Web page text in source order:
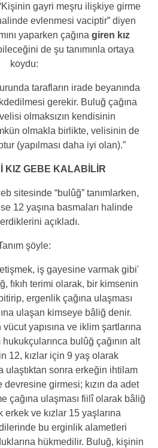
gayri meşru ilişkiye girme
evlenmesi vaciptir” diyen
yaparken çağına giren kız
de şu tanımınla ortaya
koydu:
tarafların irade beyanında
gerekir. Buluğ çağına
olmaksızın kendisinin
olmakla birlikte, velisinin de
(yapılması daha iyi olan).”
KIZ GEBE KALABİLİR
sitesinde “bulûğ” tanımlarken,
12 yaşına basmaları halinde
açıkladı.
şöyle:
iş gayesine varmak gibi'
fıkıh terimi olarak, bir kimsenin
ergenlik çağına ulaşması
ulaşan kimseye bâliğ denir.
yapısına ve iklim şartlarına
bulûğ çağının alt
12, kızlar için 9 yaş olarak
ulaştıktan sonra erkeğin ihtilam
girmesi; kızın da adet
çağına ulaşması fiilî olarak bâliğ
erkek ve kızlar 15 yaşlarına
bu erginlik alametleri
hükmedilir. Buluğ, kişinin